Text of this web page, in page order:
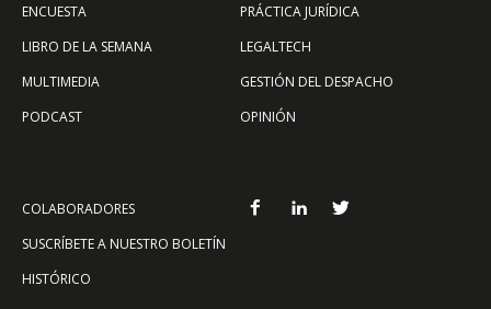
ENCUESTA
LIBRO DE LA SEMANA
MULTIMEDIA
PODCAST
PRÁCTICA JURÍDICA
LEGALTECH
GESTIÓN DEL DESPACHO
OPINIÓN
COLABORADORES
SUSCRÍBETE A NUESTRO BOLETÍN
HISTÓRICO